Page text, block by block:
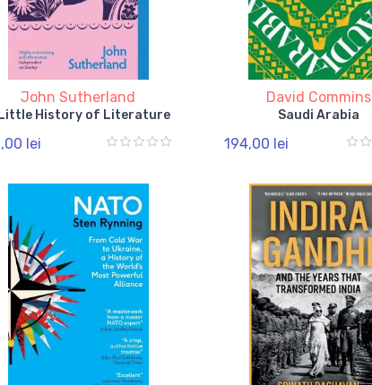
John Sutherland
History of Literature
lei
David Commins
Saudi Arabia
194,00 lei